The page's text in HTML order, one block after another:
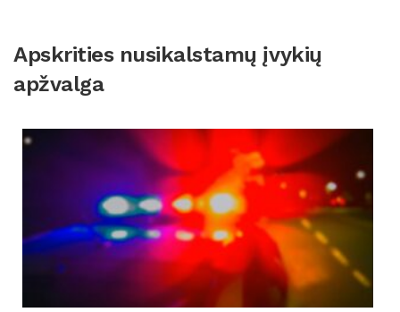
Apskrities nusikalstamų įvykių
apžvalga